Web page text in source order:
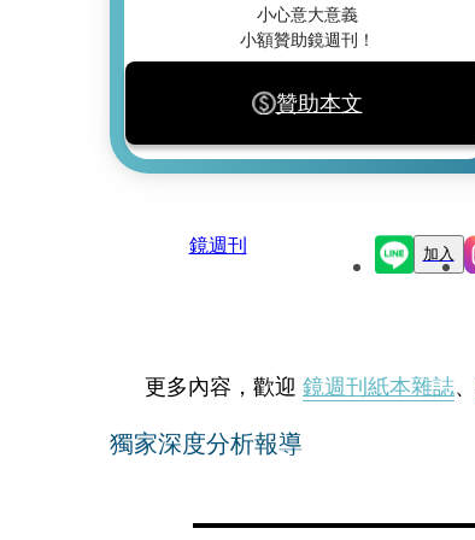
小心意大意義
小額贊助鏡週刊！
贊助本文
鏡週刊 加入
更多內容，歡迎 鏡週刊紙本雜誌、
獨家深度分析報導